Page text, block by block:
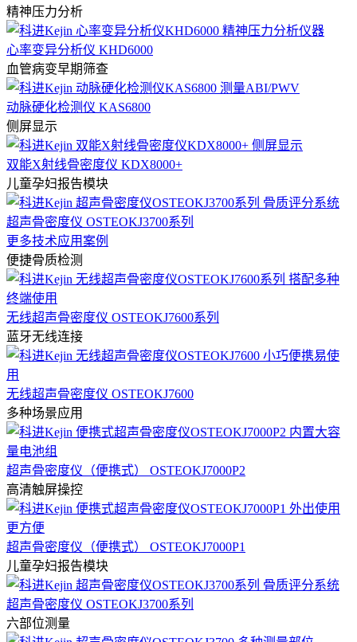
精神压力分析
心率变异分析仪 KHD6000
血管病变早期筛查
动脉硬化检测仪 KAS6800
侧屏显示
双能X射线骨密度仪 KDX8000+
儿童孕妇报告模块
超声骨密度仪 OSTEOKJ3700系列
更多技术应用案例
便捷骨质检测
无线超声骨密度仪 OSTEOKJ7600系列
蓝牙无线连接
无线超声骨密度仪 OSTEOKJ7600
多种场景应用
超声骨密度仪（便携式） OSTEOKJ7000P2
高清触屏操控
超声骨密度仪（便携式） OSTEOKJ7000P1
儿童孕妇报告模块
超声骨密度仪 OSTEOKJ3700系列
六部位测量